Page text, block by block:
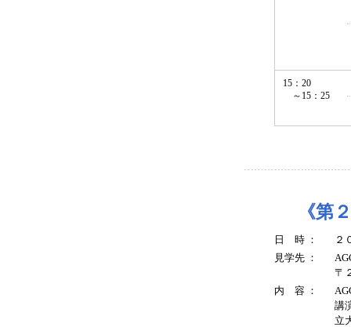
15：20
～15：25
《第
日 時 ：
２
見学先 ：
〒
内 容 ：
講
立